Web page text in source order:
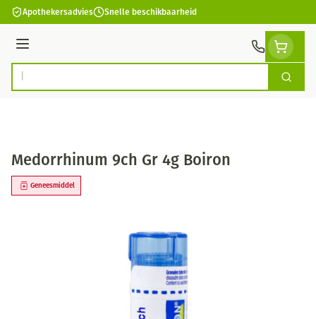
Ga naar de inhoud
Apothekersadvies Snelle beschikbaarheid
Menu
Product, merk, categorie... Zoek
Medorrhinum 9ch Gr 4g Boiron
Geneesmiddel